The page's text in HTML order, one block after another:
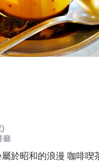
)
廳
於昭和的浪漫 咖啡喫